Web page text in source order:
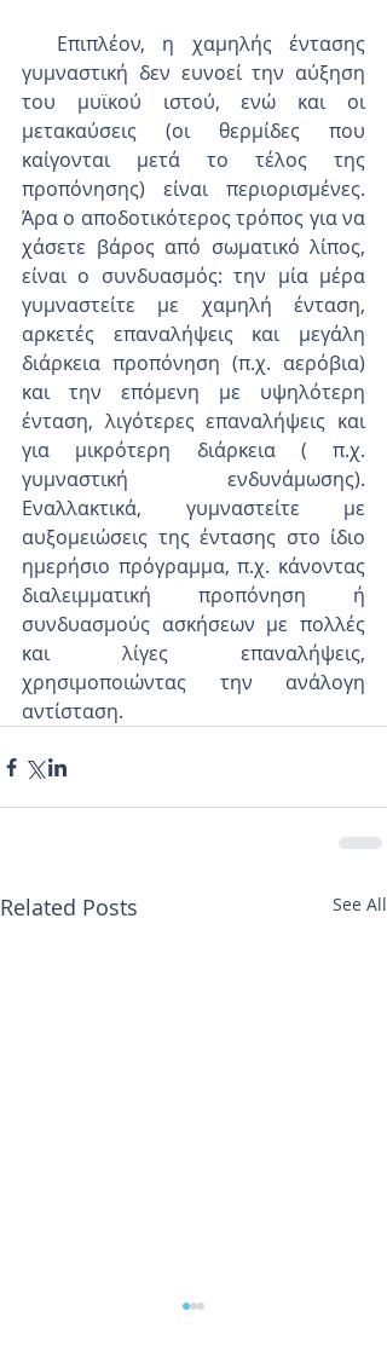
γυμναστική δεν ευνοεί την αύξηση
του μυϊκού ιστού, ενώ και οι
μετακαύσεις (οι θερμίδες που
καίγονται μετά το τέλος της
προπόνησης) είναι περιορισμένες.
Άρα ο αποδοτικότερος τρόπος για να
χάσετε βάρος από σωματικό λίπος,
είναι ο συνδυασμός: την μία μέρα
γυμναστείτε με χαμηλή ένταση,
αρκετές επαναλήψεις και μεγάλη
διάρκεια προπόνηση (π.χ. αερόβια)
και την επόμενη με υψηλότερη
ένταση, λιγότερες επαναλήψεις και
για μικρότερη διάρκεια ( π.χ.
γυμναστική ενδυνάμωσης).
Εναλλακτικά, γυμναστείτε με
αυξομειώσεις της έντασης στο ίδιο
ημερήσιο πρόγραμμα, π.χ. κάνοντας
διαλειμματική προπόνηση ή
συνδυασμούς ασκήσεων με πολλές
και λίγες επαναλήψεις,
χρησιμοποιώντας την ανάλογη
αντίσταση.
Related Posts See All